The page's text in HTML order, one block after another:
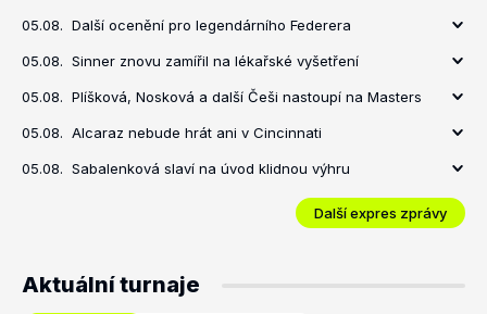
05.08. Další ocenění pro legendárního Federera
05.08. Sinner znovu zamířil na lékařské vyšetření
05.08. Plíšková, Nosková a další Češi nastoupí na Masters
05.08. Alcaraz nebude hrát ani v Cincinnati
05.08. Sabalenková slaví na úvod klidnou výhru
Další expres zprávy
Aktuální turnaje